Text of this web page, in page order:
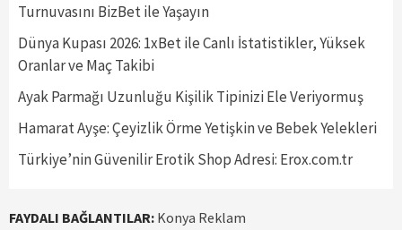
Turnuvasını BizBet ile Yaşayın
Dünya Kupası 2026: 1xBet ile Canlı İstatistikler, Yüksek
Oranlar ve Maç Takibi
Ayak Parmağı Uzunluğu Kişilik Tipinizi Ele Veriyormuş
Hamarat Ayşe: Çeyizlik Örme Yetişkin ve Bebek Yelekleri
Türkiye’nin Güvenilir Erotik Shop Adresi: Erox.com.tr
FAYDALI BAĞLANTILAR: Konya Reklam